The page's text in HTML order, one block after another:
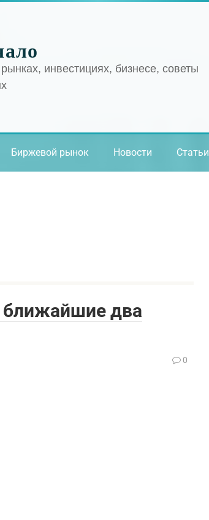
инвестициях, бизнесе, советы
Биржевой рынок Новости Статьи
ближайшие два
0